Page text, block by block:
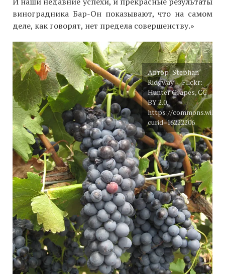
виноградника Бар-Он показывают, что на самом
деле, как говорят, нет предела совершенству.»
Автор: Stephan
Ridgway — Flickr:
Hunter Grapes, CC
BY 2.0,
https://
curid=16222206